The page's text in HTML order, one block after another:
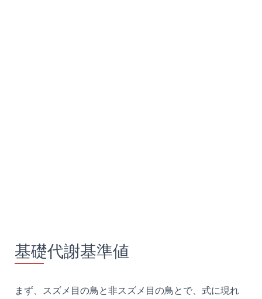
基礎代謝基準値
まず、スズメ目の鳥と非スズメ目の鳥とで、式に現れ